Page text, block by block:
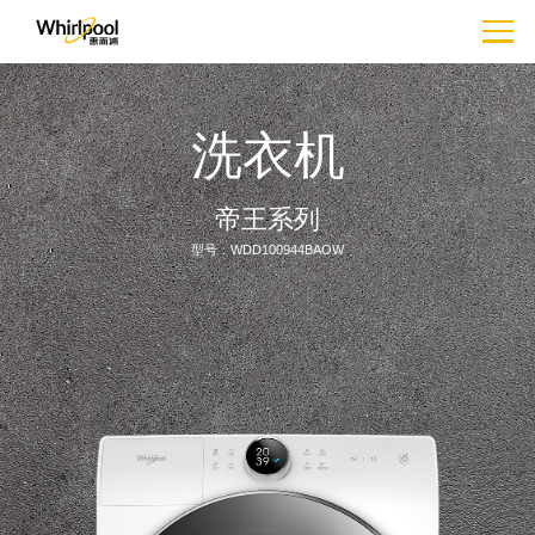
洗衣机
帝王系列
型号：WDD100944BAOW
Fresh Care+
冻龄Pro
欧诺娜·W11
W11